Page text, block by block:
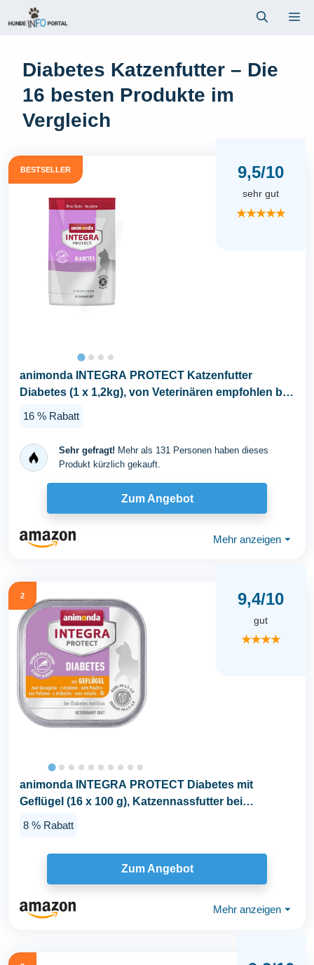
Inhalt
Diabetes Katzenfutter – Die
16 besten Produkte im
Vergleich
BESTSELLER 9,5/10
sehr gut
★★★★★
animonda INTEGRA PROTECT Katzenfutter
Diabetes (1 x 1,2kg), von Veterinären empfohlen bei
16 % Rabatt
Sehr gefragt! Mehr als 131 Personen haben dieses
Produkt kürzlich gekauft.
Zum Angebot
Mehr anzeigen ⏷
2 9,4/10
gut
★★★★
animonda INTEGRA PROTECT Diabetes mit
Geflügel (16 x 100 g), Katzennassfutter bei
8 % Rabatt
Zum Angebot
Mehr anzeigen ⏷